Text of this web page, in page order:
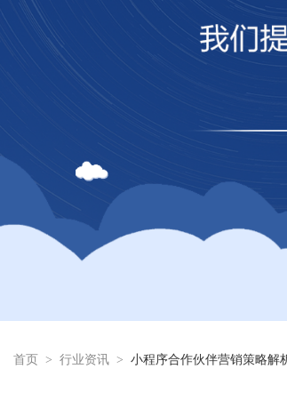
首页 > 行业资讯 > 小程序合作伙伴营销策略解